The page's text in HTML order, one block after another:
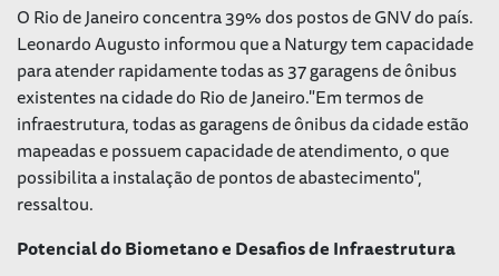
O Rio de Janeiro concentra 39% dos postos de GNV do país.
Leonardo Augusto informou que a Naturgy tem capacidade
para atender rapidamente todas as 37 garagens de ônibus
existentes na cidade do Rio de Janeiro."Em termos de
infraestrutura, todas as garagens de ônibus da cidade estão
mapeadas e possuem capacidade de atendimento, o que
possibilita a instalação de pontos de abastecimento",
ressaltou.
Potencial do Biometano e Desafios de Infraestrutura